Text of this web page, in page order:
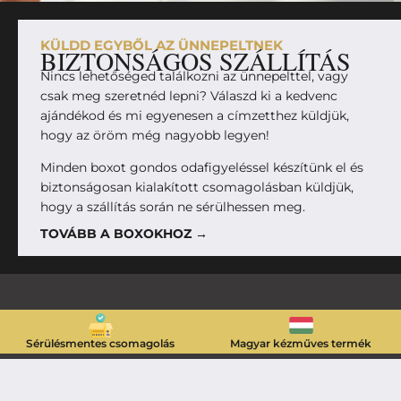
KÜLDD EGYBŐL AZ ÜNNEPELTNEK
BIZTONSÁGOS SZÁLLÍTÁS
Nincs lehetőséged találkozni az ünnepelttel, vagy
csak meg szeretnéd lepni? Válaszd ki a kedvenc
ajándékod és mi egyenesen a címzetthez küldjük,
hogy az öröm még nagyobb legyen!
Minden boxot gondos odafigyeléssel készítünk el és
biztonságosan kialakított csomagolásban küldjük,
hogy a szállítás során ne sérülhessen meg.
TOVÁBB A BOXOKHOZ →
Sérülésmentes csomagolás Magyar kézműves termék